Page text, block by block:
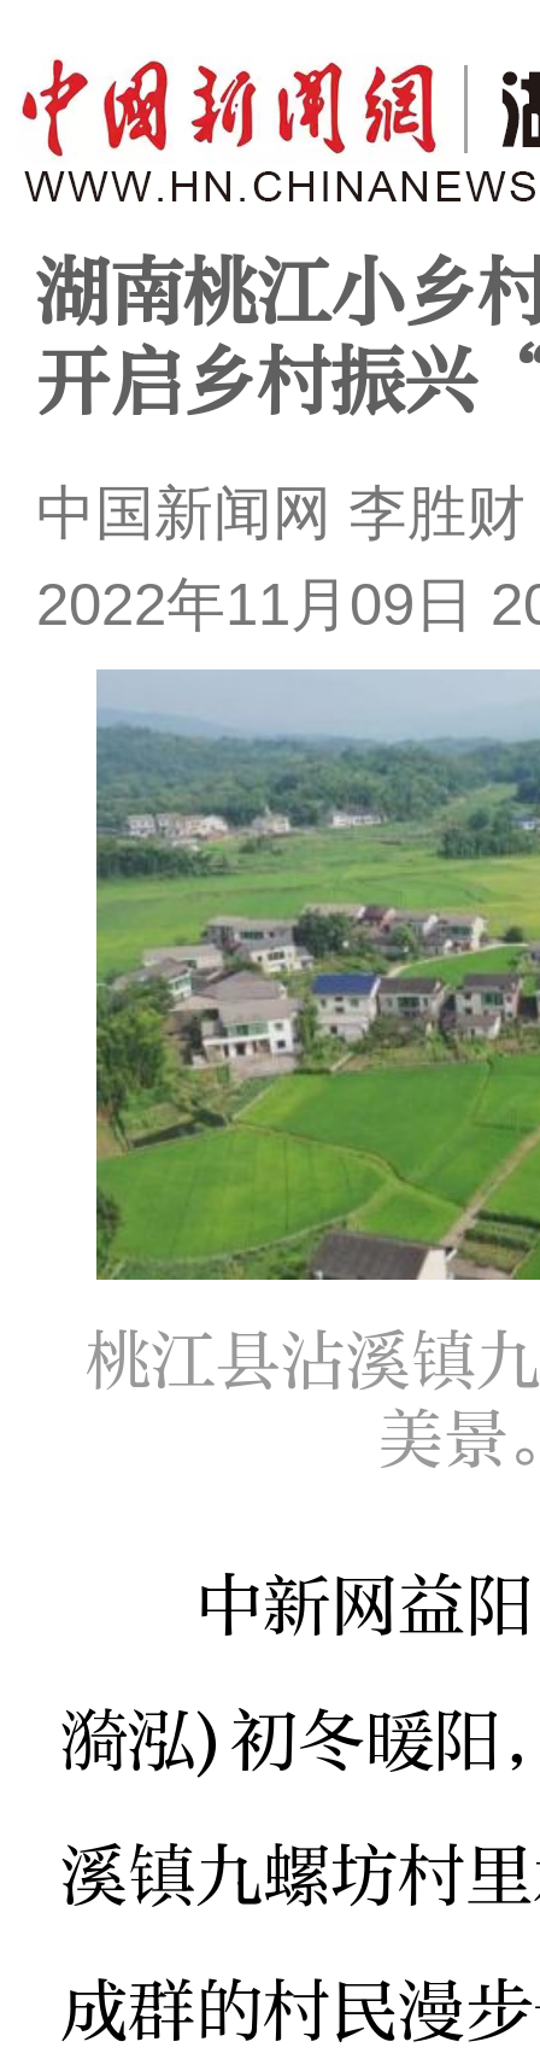
湖南桃江小乡
开启乡村振
中国新闻网 李胜
2022年11月09日
桃江县沾溪镇
美
中新网益阳
漪泓)初冬暖阳
溪镇九螺坊村
成群的村民漫